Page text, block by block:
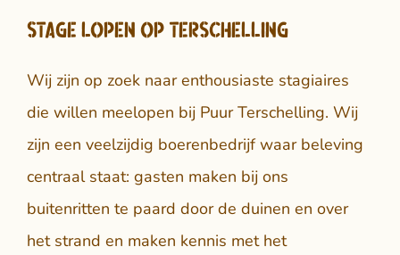
Stage lopen op Terschelling
Wij zijn op zoek naar enthousiaste stagiaires
die willen meelopen bij Puur Terschelling. Wij
zijn een veelzijdig boerenbedrijf waar beleving
centraal staat: gasten maken bij ons
buitenritten te paard door de duinen en over
het strand en maken kennis met het